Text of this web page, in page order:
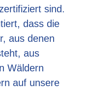
sind.
dass die
aus denen
aus
Wäldern
auf unsere